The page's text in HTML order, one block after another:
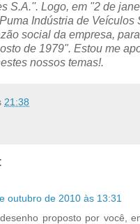
S.A.''. Logo, em "2 de
Indústria de Veículos
social da empresa,
de 1979". Estou me
nossos temas!.
21:38
outubro de 2010 às 13:31
proposto por você,